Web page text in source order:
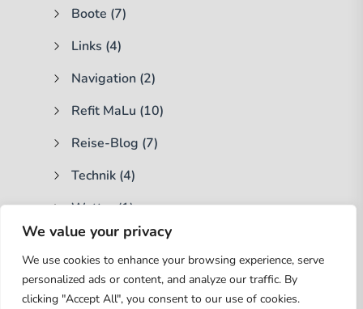
We value your privacy
We use cookies to enhance your browsing experience, serve
personalized ads or content, and analyze our traffic. By
clicking "Accept All", you consent to our use of cookies.
Boote (7)
Links (4)
Navigation (2)
Refit MaLu (10)
Reise-Blog (7)
Technik (4)
Wetter(1)
Suchen
nach: